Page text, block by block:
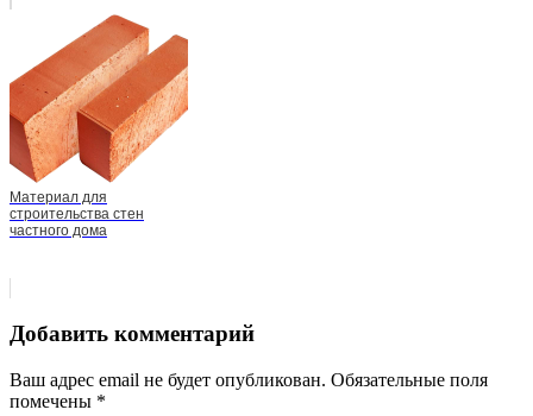
Материал для
строительства стен
частного дома
Добавить комментарий
Ваш адрес email не будет опубликован. Обязательные поля
помечены *